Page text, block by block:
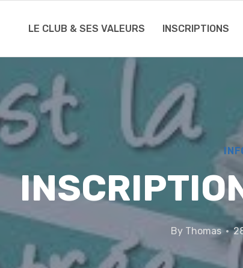
LE CLUB & SES VALEURS INSCRIPTIONS
By Thomas